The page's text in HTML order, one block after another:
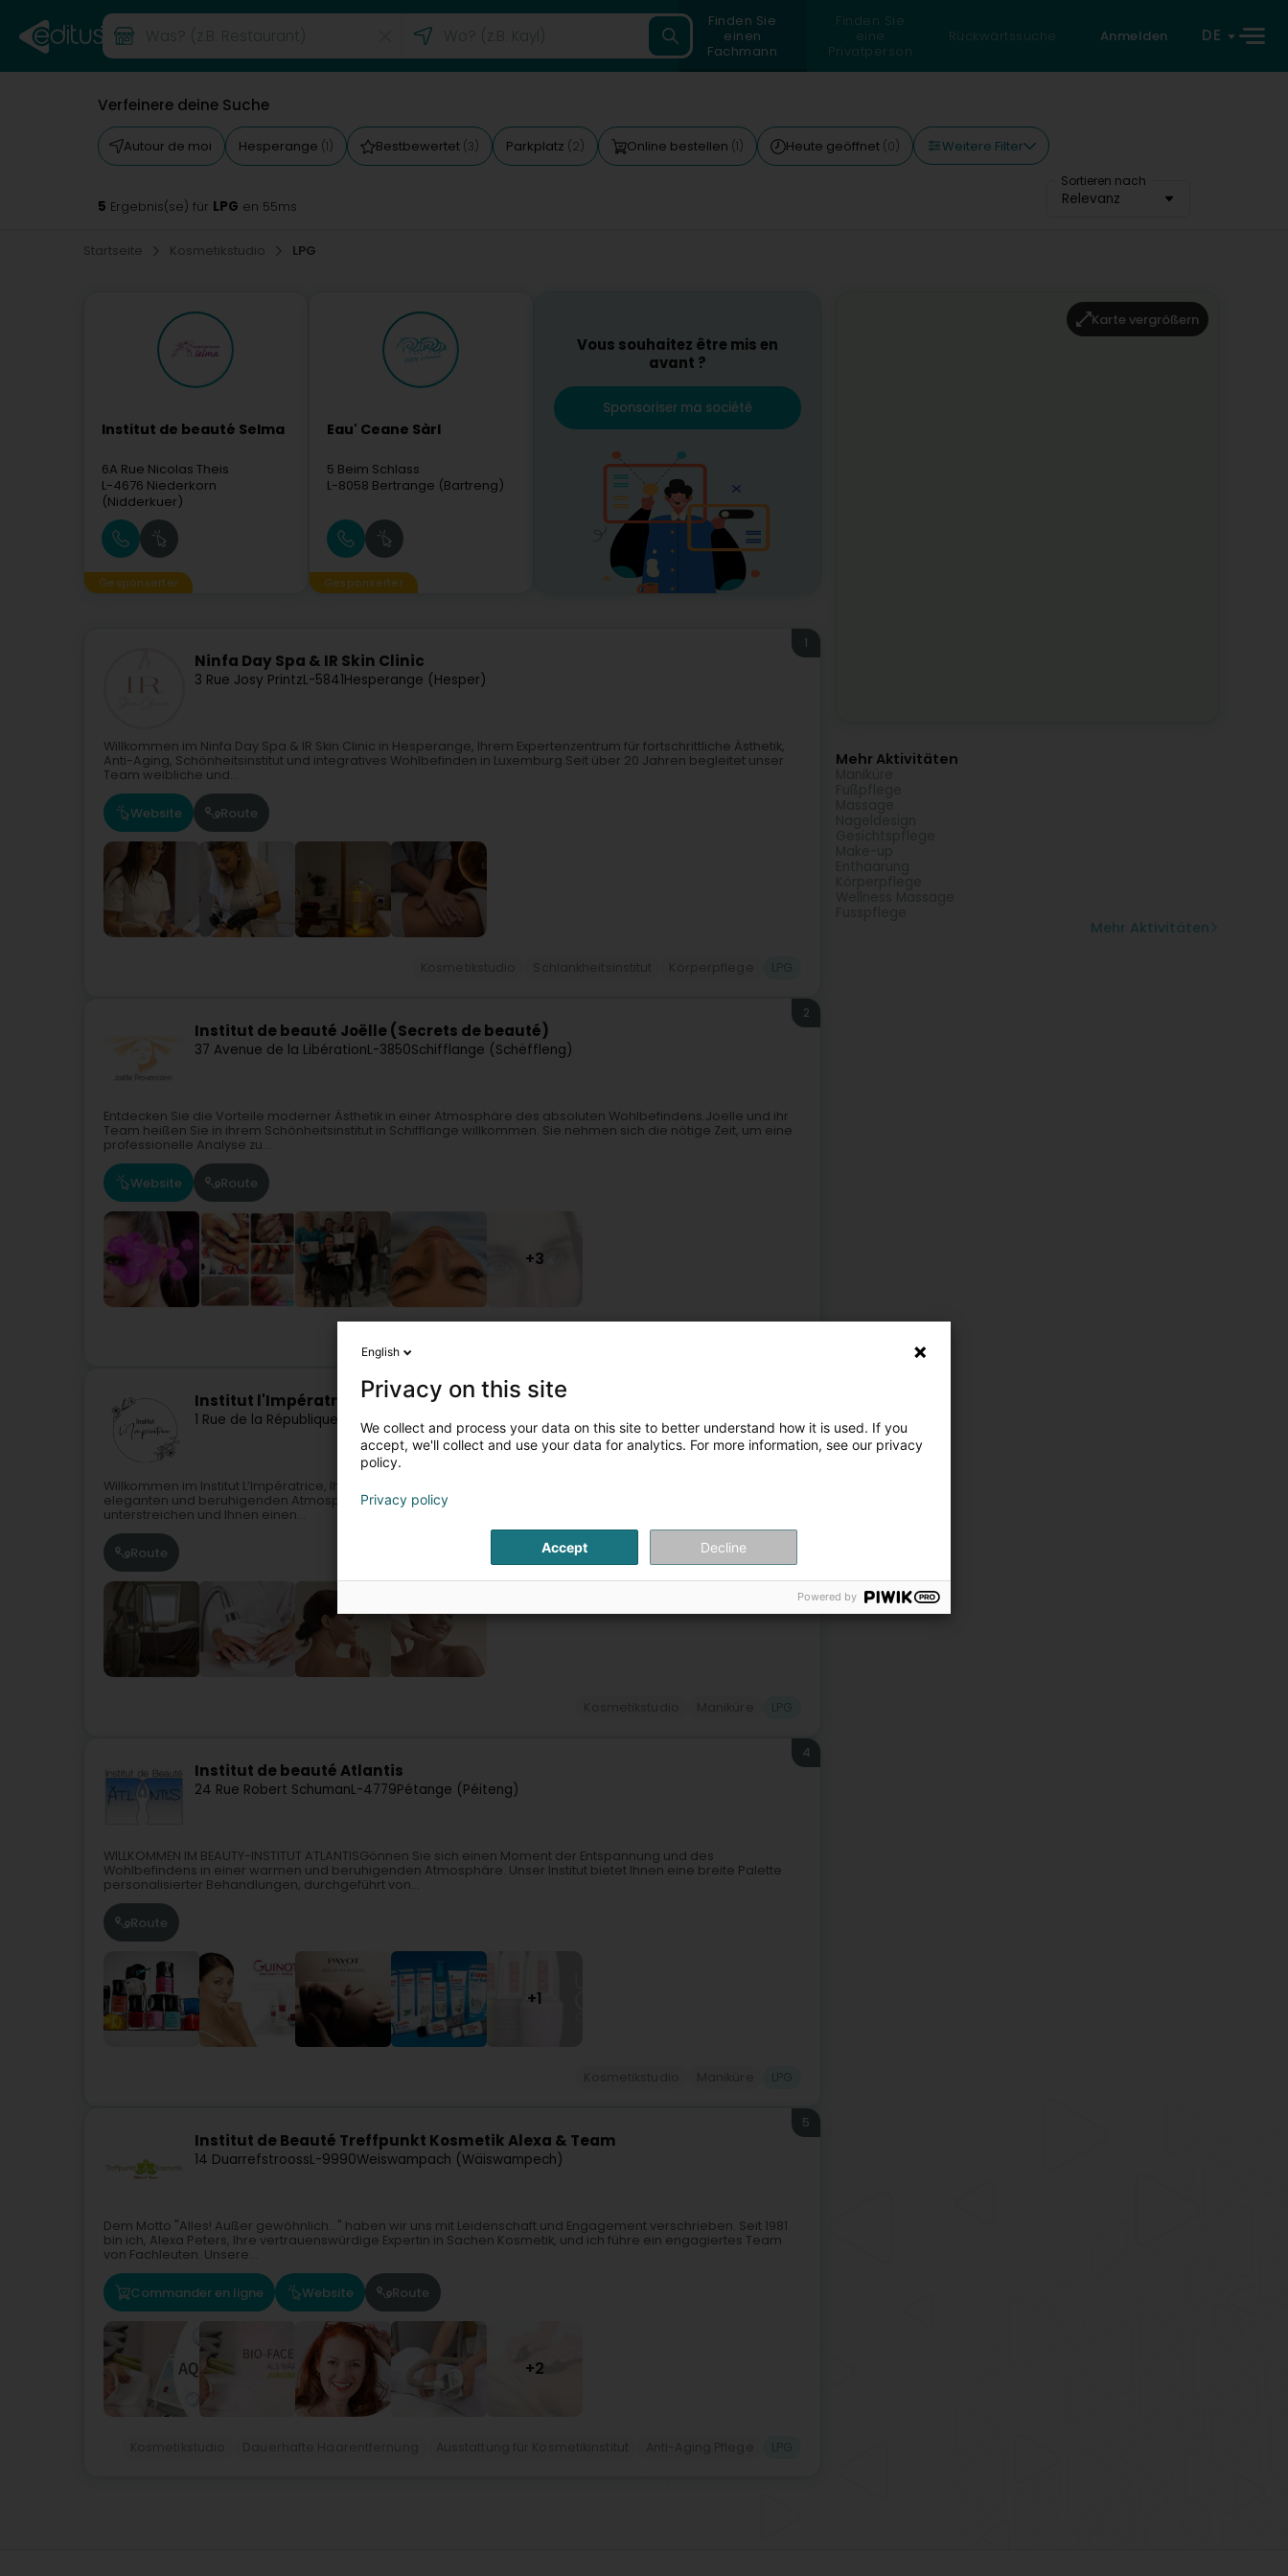
Finden Sie
einen
Fachmann
Finden Sie
eine
Privatperson
Rückwärtssuche Anmelden DE
Verfeinere deine Suche
Autour de moi Hesperange (1) Bestbewertet (3) Parkplatz (2) Online bestellen (1) Heute geöffnet (0) Weitere Filter
Sortieren nach
Relevanz
5 Ergebnis(se) für LPG en 55ms
Startseite Kosmetikstudio LPG
Institut de beauté Selma
6A Rue Nicolas Theis
L-4676 Niederkorn
(Nidderkuer)
Gesponserter
Eau' Ceane Sàrl
5 Beim Schlass
L-8058 Bertrange (Bartreng)
Gesponserter
Vous souhaitez être mis en
avant ?
Sponsoriser ma société
Ninfa Day Spa & IR Skin Clinic
3 Rue Josy PrintzL-5841Hesperange (Hesper)
1
Willkommen im Ninfa Day Spa & IR Skin Clinic in Hesperange, Ihrem Expertenzentrum für fortschrittliche Ästhetik,
Anti-Aging, Schönheitsinstitut und integratives Wohlbefinden in Luxemburg.Seit über 20 Jahren begleitet unser
Team weibliche und...
Website Route
Institut de beauté Joëlle (Secrets de beauté)
37 Avenue de la LibérationL-3850Schifflange (Schëffleng)
2
Entdecken Sie die Vorteile moderner Ästhetik in einer Atmosphäre des absoluten Wohlbefindens.Joelle und ihr
Team heißen Sie in ihrem Schönheitsinstitut in Schifflange willkommen. Sie nehmen sich die nötige Zeit, um eine
professionelle Analyse zu...
Website Route
+3
Institut l'Impératrice
1 Rue de la République F-57220 Holling
Willkommen im Institut L’Impératrice, Ihrem Schönheits- und Wellnesszentrum in Holling (Moselle, 57). In einer
eleganten und beruhigenden Atmosphäre bieten wir Ihnen individuelle Behandlungen, um Ihre Schönheit zu
unterstreichen und Ihnen einen...
Route
Institut de beauté Atlantis
24 Rue Robert SchumanL-4779Pétange (Péiteng)
4
WILLKOMMEN IM BEAUTY-INSTITUT ATLANTISGönnen Sie sich einen Moment der Entspannung und des
Wohlbefindens in einer warmen und beruhigenden Atmosphäre. Unser Institut bietet Ihnen eine breite Palette
personalisierter Behandlungen, durchgeführt von...
Route
+1
Institut de Beauté Treffpunkt Kosmetik Alexa & Team
14 DuarrefstroossL-9990Weiswampach (Wäiswampech)
5
Dem Motto "Alles! Außer gewöhnlich..." haben wir uns mit Leidenschaft und Engagement verschrieben. Seit 1981
bin ich, Alexa Peters, Ihre vertrauenswürdige Expertin in Sachen Kosmetik, und ich führe ein engagiertes Team
von Fachleuten. Unsere...
Commander en ligne Website Route
+2
Karte vergrößern
Mehr Aktivitäten
Mehr Aktivitäten
English
Privacy on this site
We collect and process your data on this site to better understand how it is used. If you
accept, we'll collect and use your data for analytics. For more information, see our privacy
policy.
Privacy policy
Accept Decline
Powered by